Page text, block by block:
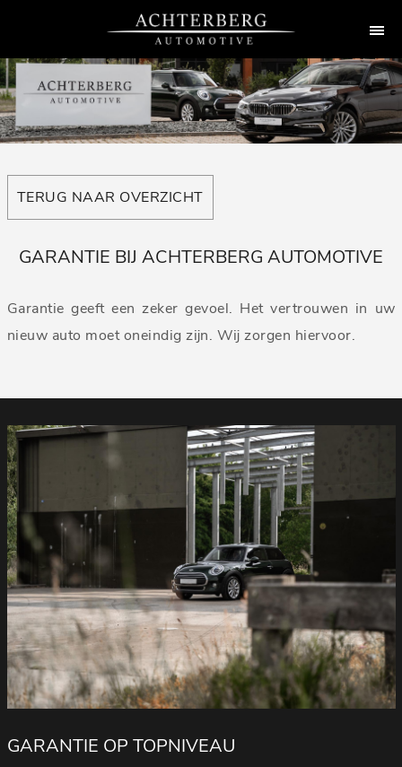
TERUG NAAR OVERZICHT
GARANTIE BIJ ACHTERBERG AUTOMOTIVE
Garantie geeft een zeker gevoel. Het vertrouwen in uw
nieuw auto moet oneindig zijn. Wij zorgen hiervoor.
GARANTIE OP TOPNIVEAU